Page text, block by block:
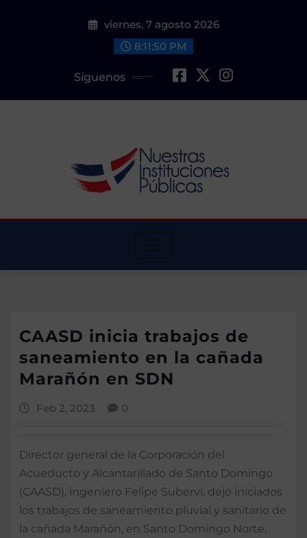
viernes, 7 agosto 2026
8:11:51 PM
Síguenos
CAASD inicia trabajos de
saneamiento en la cañada
Marañón en SDN
Feb 2, 2023 0
Director general de la Corporación del
Acueducto y Alcantarillado de Santo Domingo
(CAASD), ingeniero Felipe Suberví, dejó iniciados
los trabajos de saneamiento pluvial y sanitario de
la cañada Marañón, en Santo Domingo Norte,